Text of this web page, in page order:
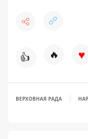
👍 🔥 ♥
ВЕРХОВНАЯ РАДА